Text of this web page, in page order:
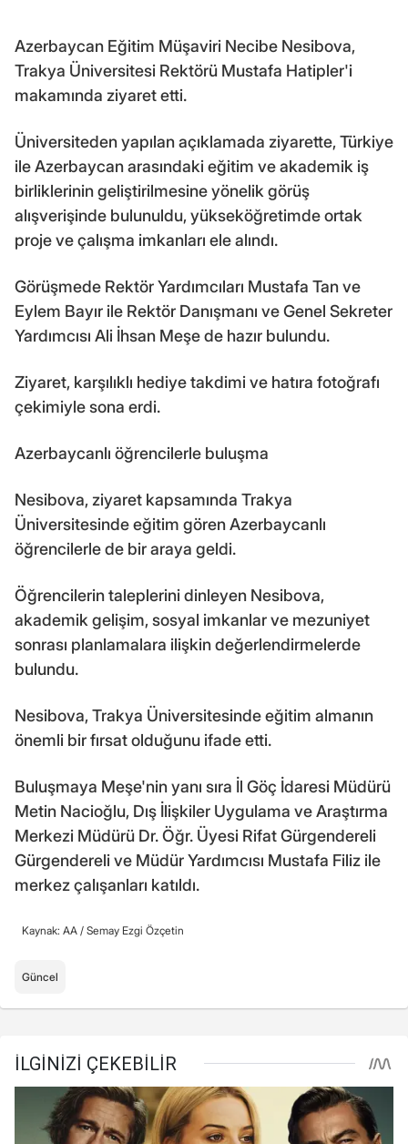
Azerbaycan Eğitim Müşaviri Necibe Nesibova,
Trakya Üniversitesi Rektörü Mustafa Hatipler'i
makamında ziyaret etti.
Üniversiteden yapılan açıklamada ziyarette, Türkiye
ile Azerbaycan arasındaki eğitim ve akademik iş
birliklerinin geliştirilmesine yönelik görüş
alışverişinde bulunuldu, yükseköğretimde ortak
proje ve çalışma imkanları ele alındı.
Görüşmede Rektör Yardımcıları Mustafa Tan ve
Eylem Bayır ile Rektör Danışmanı ve Genel Sekreter
Yardımcısı Ali İhsan Meşe de hazır bulundu.
Ziyaret, karşılıklı hediye takdimi ve hatıra fotoğrafı
çekimiyle sona erdi.
Azerbaycanlı öğrencilerle buluşma
Nesibova, ziyaret kapsamında Trakya
Üniversitesinde eğitim gören Azerbaycanlı
öğrencilerle de bir araya geldi.
Öğrencilerin taleplerini dinleyen Nesibova,
akademik gelişim, sosyal imkanlar ve mezuniyet
sonrası planlamalara ilişkin değerlendirmelerde
bulundu.
Nesibova, Trakya Üniversitesinde eğitim almanın
önemli bir fırsat olduğunu ifade etti.
Buluşmaya Meşe'nin yanı sıra İl Göç İdaresi Müdürü
Metin Nacioğlu, Dış İlişkiler Uygulama ve Araştırma
Merkezi Müdürü Dr. Öğr. Üyesi Rifat Gürgendereli
Gürgendereli ve Müdür Yardımcısı Mustafa Filiz ile
merkez çalışanları katıldı.
Kaynak: AA / Semay Ezgi Özçetin
Güncel